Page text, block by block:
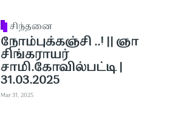
சிந்தனை
நோம்புக்கஞ்சி ..! || ஞா
சிங்கராயர்
சாமி.கோவில்பட்டி |
31.03.2025
Mar 31, 2025